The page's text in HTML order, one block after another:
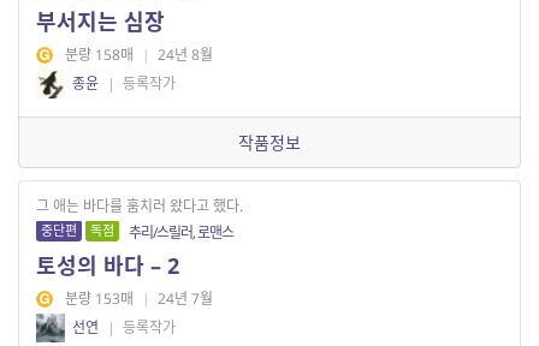
부서지는 심장
분량 158매 | 24년 8월
종윤 | 등록작가
작품정보
그 애는 바다를 훔치러 왔다고 했다.
중단편 독점 추리/스릴러, 로맨스
토성의 바다 – 2
분량 153매 | 24년 7월
선연
| 등록작가